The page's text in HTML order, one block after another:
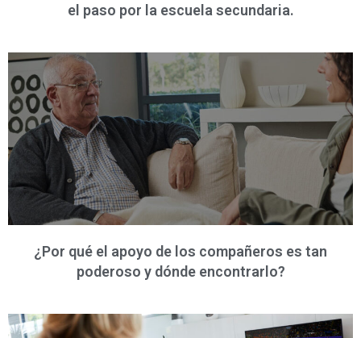
el paso por la escuela secundaria.
¿Por qué el apoyo de los compañeros es tan
poderoso y dónde encontrarlo?